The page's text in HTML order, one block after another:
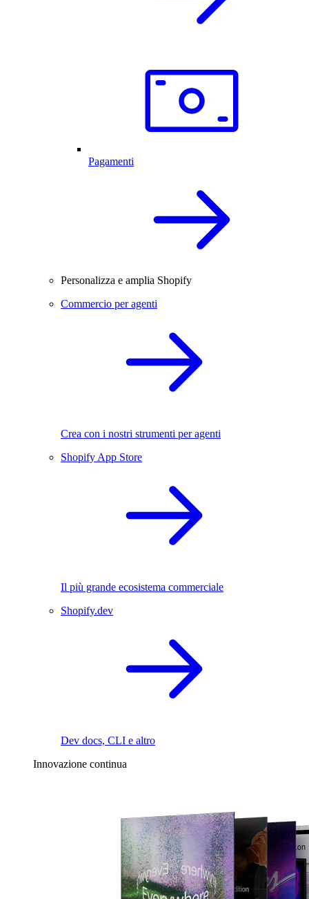
Pagamenti
Personalizza e amplia Shopify
Commercio per agenti
Crea con i nostri strumenti per agenti
Shopify App Store
Il più grande ecosistema commerciale
Shopify.dev
Dev docs, CLI e altro
Innovazione continua